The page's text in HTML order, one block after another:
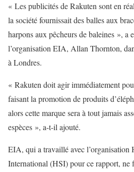
« Les publicités de Rakuten sont en
la société fournissait des balles aux
harpons aux pêcheurs de baleines », a
l’organisation EIA, Allan Thornton,
à Londres.
« Rakuten doit agir immédiatement
faisant la promotion de produits
alors cette marque sera à tout jamais
espèces », a-t-il ajouté.
EIA, qui a travaillé avec l’organisation
International (HSI) pour ce rapport, ne